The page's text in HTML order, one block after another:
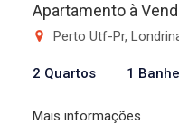
Apartamento à
Perto Utf-Pr,
2 Quartos 1
Mais informações